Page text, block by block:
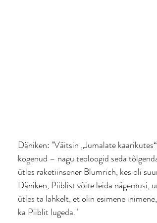
Däniken: "Väitsin „Jumalate
kogenud – nagu teoloogid seda
ütles raketiinsener Blumrich, kes oli
Däniken, Piiblist võite leida nägemusi,
ütles ta lahkelt, et olin esimene
ka Piiblit lugeda."